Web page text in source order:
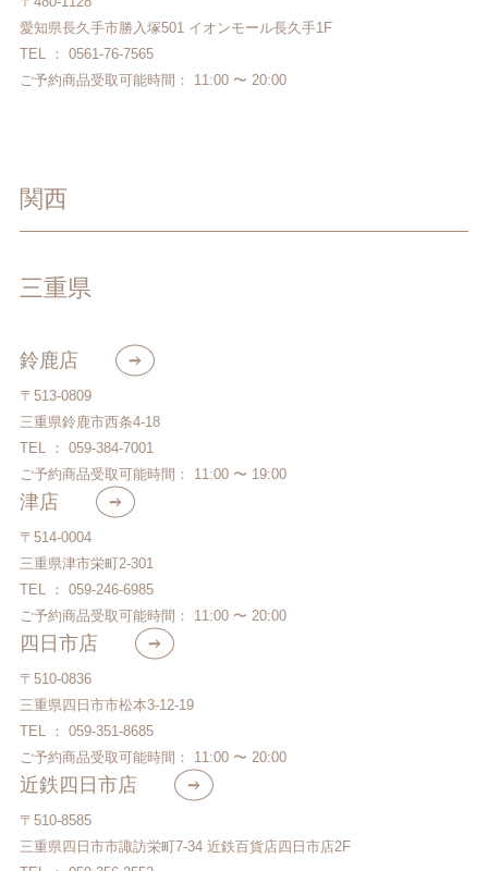
愛知県長久手市勝入塚501 イオンモール長久手1F
TEL ： 0561-76-7565
ご予約商品受取可能時間： 11:00 〜 20:00
関西
三重県
鈴鹿店
〒513-0809
三重県鈴鹿市西条4-18
TEL ： 059-384-7001
ご予約商品受取可能時間： 11:00 〜 19:00
津店
〒514-0004
三重県津市栄町2-301
TEL ： 059-246-6985
ご予約商品受取可能時間： 11:00 〜 20:00
四日市店
〒510-0836
三重県四日市市松本3-12-19
TEL ： 059-351-8685
ご予約商品受取可能時間： 11:00 〜 20:00
近鉄四日市店
〒510-8585
三重県四日市市諏訪栄町7-34 近鉄百貨店四日市店2F